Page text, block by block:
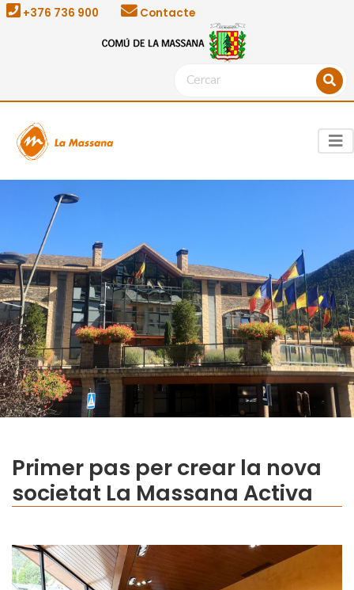
+376 736 900 Contacte
Primer pas per crear la nova
societat La Massana Activa